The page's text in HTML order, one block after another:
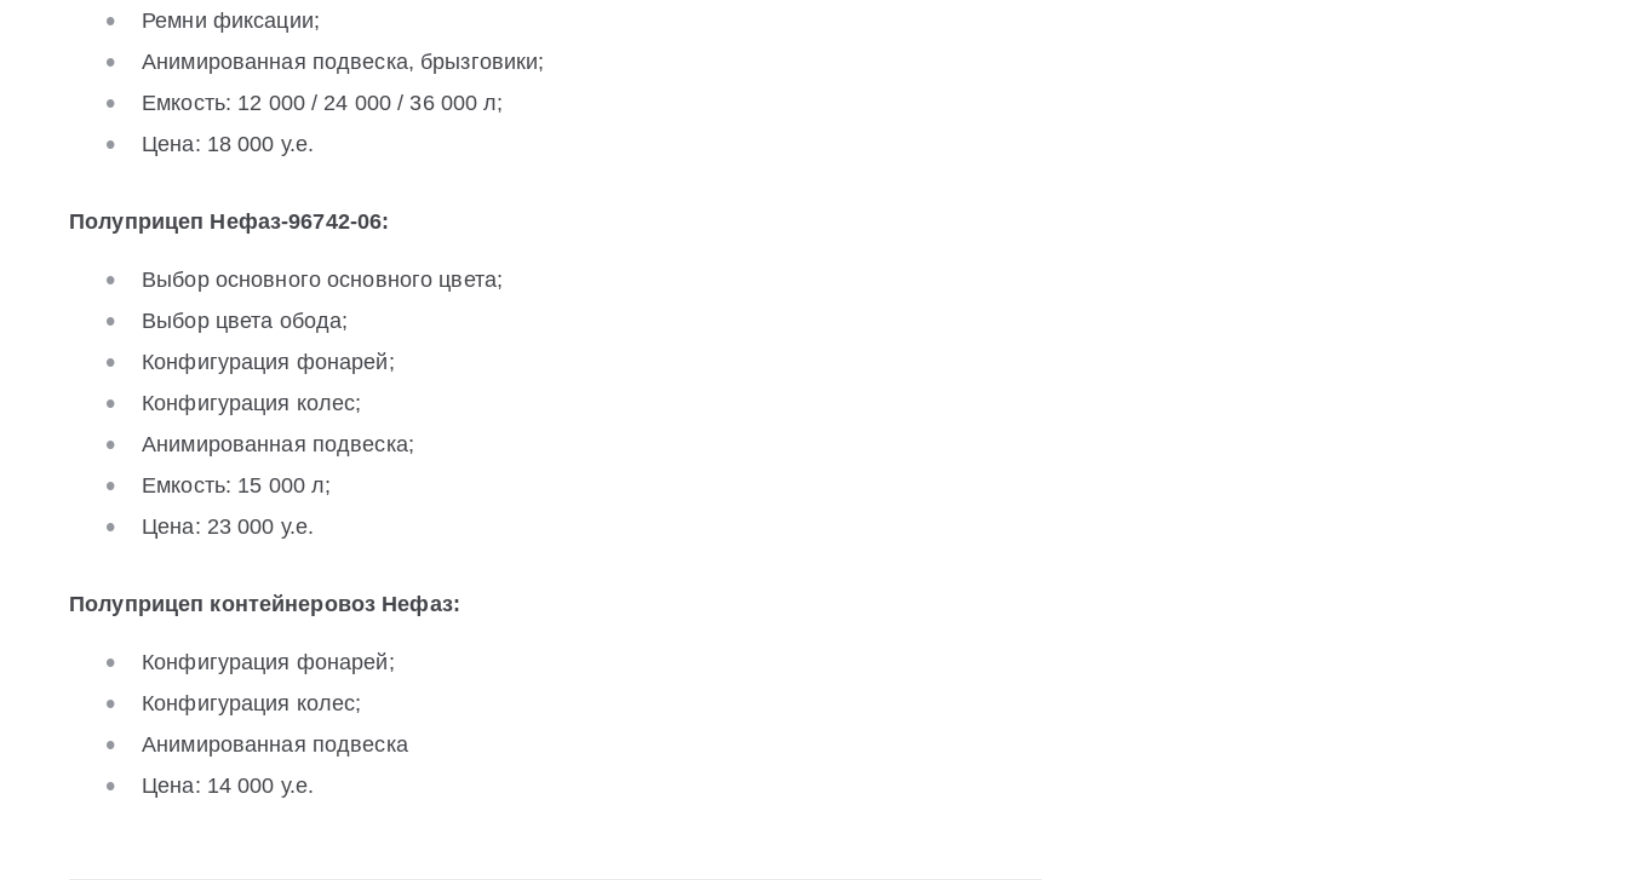
Ремни фиксации;
Анимированная подвеска, брызговики;
Емкость: 12 000 / 24 000 / 36 000 л;
Цена: 18 000 у.е.
Полуприцеп Нефаз-96742-06:
Выбор основного основного цвета;
Выбор цвета обода;
Конфигурация фонарей;
Конфигурация колес;
Анимированная подвеска;
Емкость: 15 000 л;
Цена: 23 000 у.е.
Полуприцеп контейнеровоз Нефаз:
Конфигурация фонарей;
Конфигурация колес;
Анимированная подвеска
Цена: 14 000 у.е.